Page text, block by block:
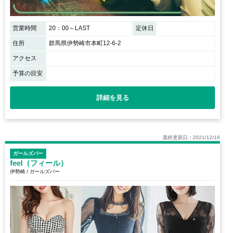
営業時間 20：00～LAST 定休日
住所 群馬県伊勢崎市本町12-6-2
アクセス
予算の目安
詳細を見る
最終更新日：2021/12/16
ガールズバー
feel（フィール）
伊勢崎 / ガールズバー